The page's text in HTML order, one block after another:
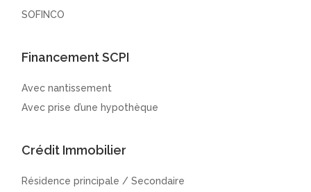
SOFINCO
Financement SCPI
Avec nantissement
Avec prise d’une hypothèque
Crédit Immobilier
Résidence principale / Secondaire